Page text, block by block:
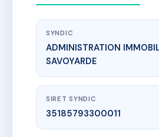
SYNDIC
ADMINISTRATION
SAVOYARDE
SIRET SYNDIC
35185793300011